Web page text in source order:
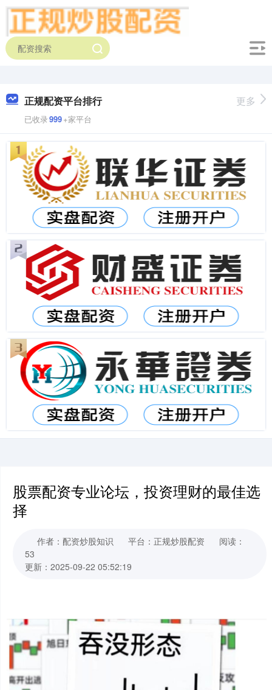
正规配资平台排行
已收录999+家平台
更多
股票配资专业论坛，投资理财的最佳选
择
作者：配资炒股知识 平台：正规炒股配资
阅读：
53
更新：2025-09-22 05:52:19